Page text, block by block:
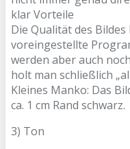
klar Vorteile
Die Qualität des
voreingestellte
werden aber auch
holt man schließlich
Kleines Manko: Das
ca. 1 cm Rand schwarz.
3) Ton